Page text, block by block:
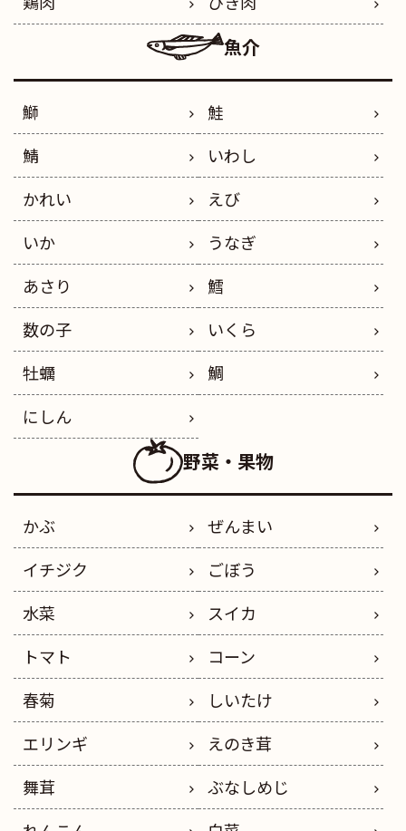
魚介
鰤
鮭
鯖
いわし
かれい
えび
いか
うなぎ
あさり
鱈
数の子
いくら
牡蠣
鯛
にしん
野菜・果物
かぶ
ぜんまい
イチジク
ごぼう
水菜
スイカ
トマト
コーン
春菊
しいたけ
エリンギ
えのき茸
舞茸
ぶなしめじ